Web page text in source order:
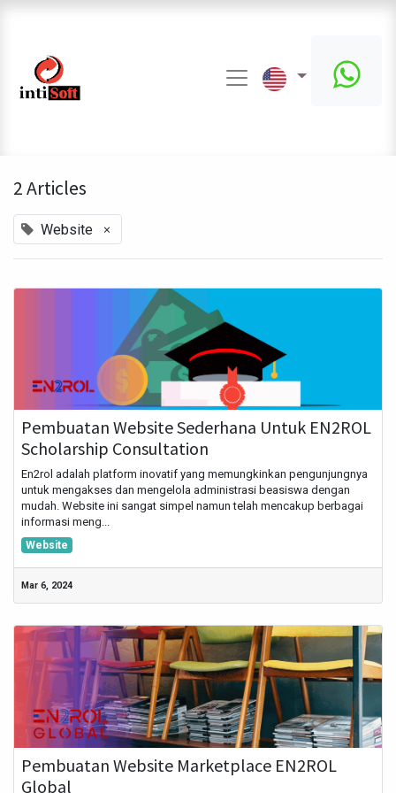
2 Articles
Website ×
Pembuatan Website Sederhana Untuk EN2ROL
Scholarship Consultation
En2rol adalah platform inovatif yang memungkinkan pengunjungnya
untuk mengakses dan mengelola administrasi beasiswa dengan
mudah. Website ini sangat simpel namun telah mencakup berbagai
informasi meng...
Website
Mar 6, 2024
Pembuatan Website Marketplace EN2ROL
Global